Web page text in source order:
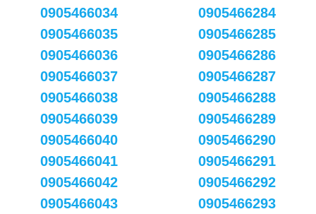
0905466034
0905466035
0905466036
0905466037
0905466038
0905466039
0905466040
0905466041
0905466042
0905466043
0905466284
0905466285
0905466286
0905466287
0905466288
0905466289
0905466290
0905466291
0905466292
0905466293